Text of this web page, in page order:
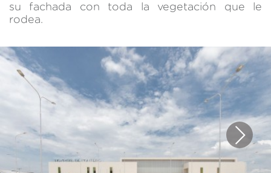
su fachada con toda la vegetación que le
rodea.